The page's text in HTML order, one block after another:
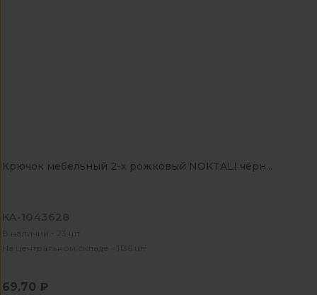
Крючок мебельный 2-х рожковый NOKTALI чёрн...
КА-1043628
В наличии - 23 шт
На центральном складе - 1136 шт
69.70 ₽